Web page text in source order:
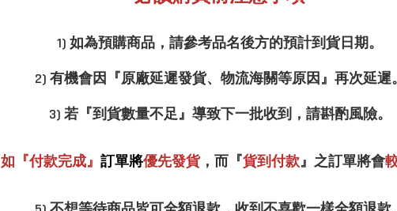
1) 如為預購商品，請參考品名後方的預計到貨日期。
2) 有機會因『原廠延遲發貨、物流海關等原因』再次延遲。
3) 若『到貨數量不足』導致下一批收到，請斟酌風險。
如『付款完成』 訂單將優先發貨，而『貨到付款』之訂單將會